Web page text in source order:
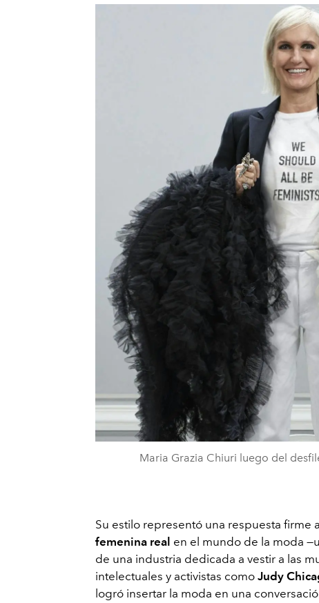
Maria Grazia Chiuri luego del
Su estilo representó una respuesta firme
femenina real en el mundo de la moda
de una industria dedicada a vestir a las
intelectuales y activistas como Judy
logró insertar la moda en una